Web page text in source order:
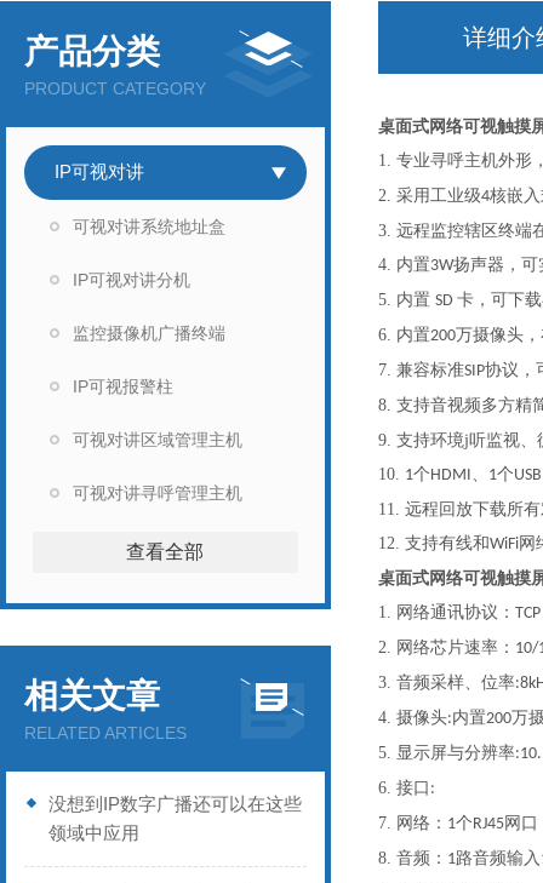
产品分类
PRODUCT CATEGORY
IP可视对讲
可视对讲系统地址盒
IP可视对讲分机
监控摄像机广播终端
IP可视报警柱
可视对讲区域管理主机
可视对讲寻呼管理主机
查看全部
相关文章
RELATED ARTICLES
没想到IP数字广播还可以在这些
领域中应用
详细介
桌面式网络可视触摸
1. 专业寻呼主机外形
2. 采用工业级4核嵌
3. 远程监控辖区终端
4. 内置3W扬声器，可
5. 内置 SD 卡，可下
6. 内置200万摄像头
7. 兼容标准SIP协议，
8. 支持音视频多方精
9. 支持环境j听监视、
10. 1个HDMI、 1个USB
11. 远程回放下载所
12. 支持有线和WiFi网
桌面式网络可视触摸
1. 网络通讯协议：
2. 网络芯片速率： 10/
3. 音频采样、位率
4. 摄像头:内置200万
5. 显示屏与分辨率
6. 接口 :
7. 网络： 1个RJ45网口
8. 音频： 1路音频输入